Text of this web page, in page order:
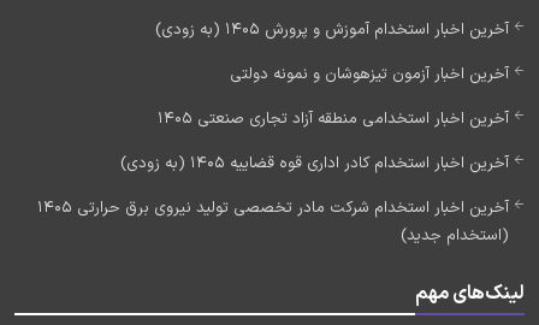
آخرین اخبار استخدام آموزش و پرورش 1405 (به زودی)
آخرین اخبار آزمون تیزهوشان و نمونه دولتی
آخرین اخبار استخدامی منطقه آزاد تجاری صنعتی 1405
آخرین اخبار استخدام کادر اداری قوه قضاییه 1405 (به زودی)
آخرین اخبار استخدام شرکت مادر تخصصی تولید نیروی برق حرارتی 1405
(استخدام جدید)
لینک‌های مهم